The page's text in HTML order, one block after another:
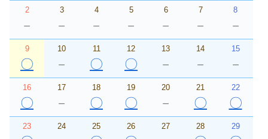
2
－
3
－
4
－
5
－
6
－
7
－
8
－
9
〇
10
－
11
〇
12
〇
13
－
14
－
15
－
16
〇
17
－
18
〇
19
〇
20
－
21
〇
22
〇
23 24 25 26 27 28 29